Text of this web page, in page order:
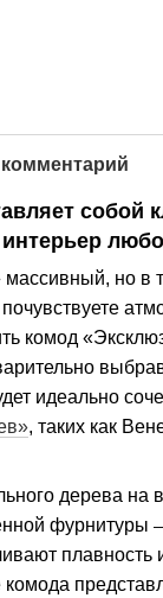
собой
но в
комод
идеально
, таких как
дерева на
фурнитуры
плавность